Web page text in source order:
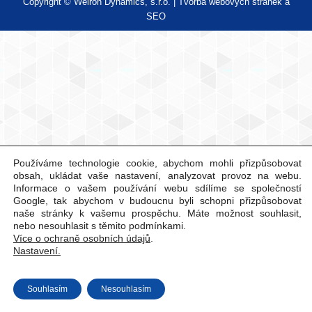
SEO
Používáme technologie cookie, abychom mohli přizpůsobovat
obsah, ukládat vaše nastavení, analyzovat provoz na webu.
Informace o vašem používání webu sdílíme se společností
Google, tak abychom v budoucnu byli schopni přizpůsobovat
naše stránky k vašemu prospěchu. Máte možnost souhlasit,
nebo nesouhlasit s těmito podmínkami.
Více o ochraně osobních údajů
Nastavení.
Souhlasím Nesouhlasím